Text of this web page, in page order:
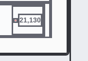
21,130